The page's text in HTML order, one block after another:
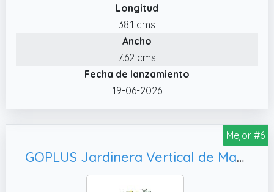
✔️ Fácil Montaje. : Gracias al mecanismo de
cierre a presión, el producto se puede
instalar completamente sin herramientas:
simplemente presione los componentes
hasta que encajen en su lugar.
✔️ Material de Alta Calidad. : Nuestras
al frío, y respetuoso con el medio ambiente.
Longitud
38.1 cms
Ancho
7.62 cms
Fecha de lanzamiento
19-06-2026
Mejor #6
GOPLUS Jardinera Vertical de Madera de Abeto 3 Niveles, 71x38x105cm